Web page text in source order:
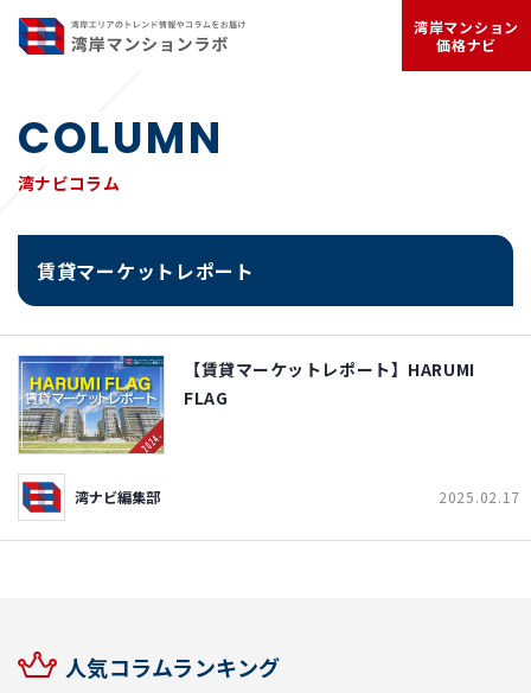
湾岸マンション
価格ナビ
COLUMN
湾ナビコラム
賃貸マーケットレポート
【賃貸マーケットレポート】HARUMI
FLAG
湾ナビ編集部 2025.02.17
人気コラムランキング